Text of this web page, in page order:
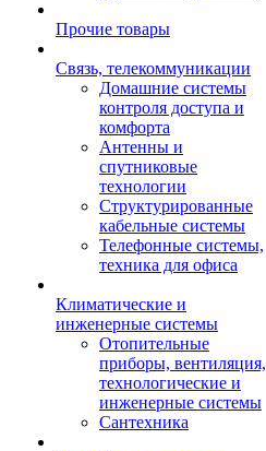
Прочие товары
Связь, телекоммуникации
Домашние системы
контроля доступа и
комфорта
Антенны и
спутниковые
технологии
Структурированные
кабельные системы
Телефонные системы,
техника для офиса
Климатические и
инженерные системы
Отопительные
приборы, вентиляция,
технологические и
инженерные системы
Сантехника